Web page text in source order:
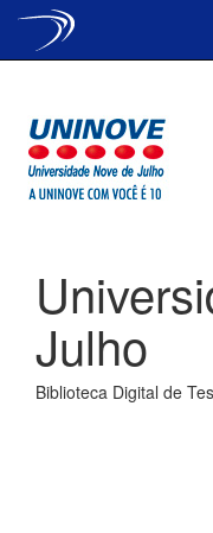
Julho
Biblioteca Digital de